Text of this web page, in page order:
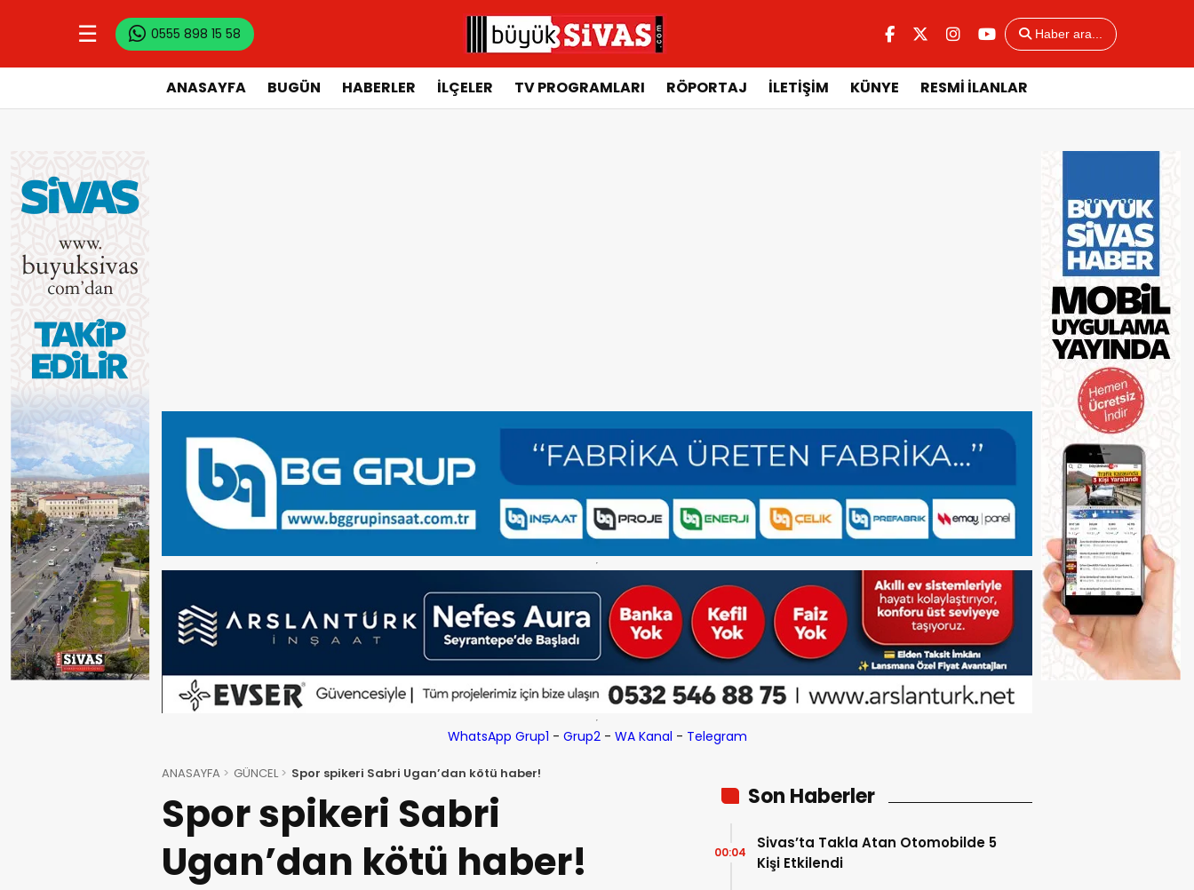
☰ 0555 898 15 58 Haber ara...
ANASAYFA BUGÜN HABERLER İLÇELER TV PROGRAMLARI RÖPORTAJ İLETİŞİM KÜNYE RESMİ İLANLAR
WhatsApp Grup1 - Grup2- WA Kanal - Telegram
ANASAYFA GÜNCEL Spor spikeri Sabri Ugan’dan kötü haber!
Spor spikeri Sabri
Ugan’dan kötü haber!
Son Haberler
Sivas’ta Takla Atan Otomobilde 5
Kişi Etkilendi
00:04